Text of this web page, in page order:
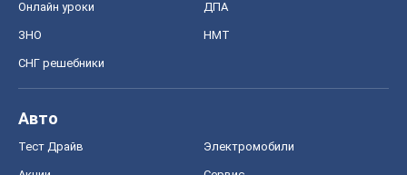
Онлайн уроки ДПА
ЗНО НМТ
СНГ решебники
Авто
Тест Драйв Электромобили